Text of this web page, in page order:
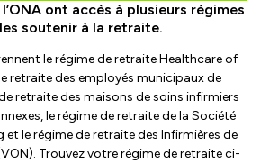
et des ateliers
électronique
spécialiste
et bourses
ou une équipe
de santé et de sécurité
la sécurité professionnelle et de
les accidents du travail
ont accès à plusieurs régimes
soutenir à la retraite.
le régime de retraite Healthcare of
retraite des employés municipaux de
retraite des maisons de soins infirmiers
le régime de retraite de la Société
et le régime de retraite des Infirmières de
Trouvez votre régime de retraite ci-